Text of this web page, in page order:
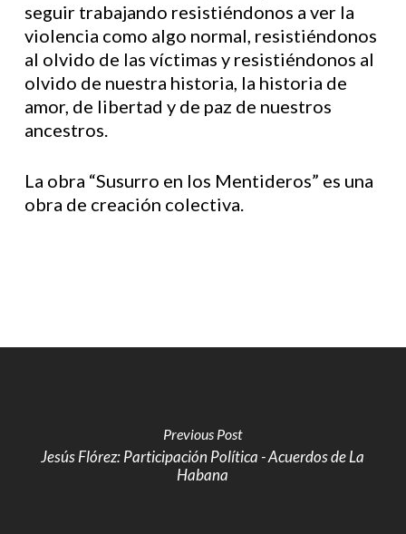
seguir trabajando resistiéndonos a ver la
violencia como algo normal, resistiéndonos
al olvido de las víctimas y resistiéndonos al
olvido de nuestra historia, la historia de
amor, de libertad y de paz de nuestros
ancestros.
La obra “Susurro en los Mentideros” es una
obra de creación colectiva.
Previous Post
Jesús Flórez: Participación Política - Acuerdos de La
Habana